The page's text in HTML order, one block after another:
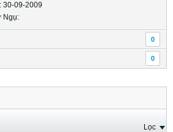
30-09-2009
Ngụ:
0
0
Lọc